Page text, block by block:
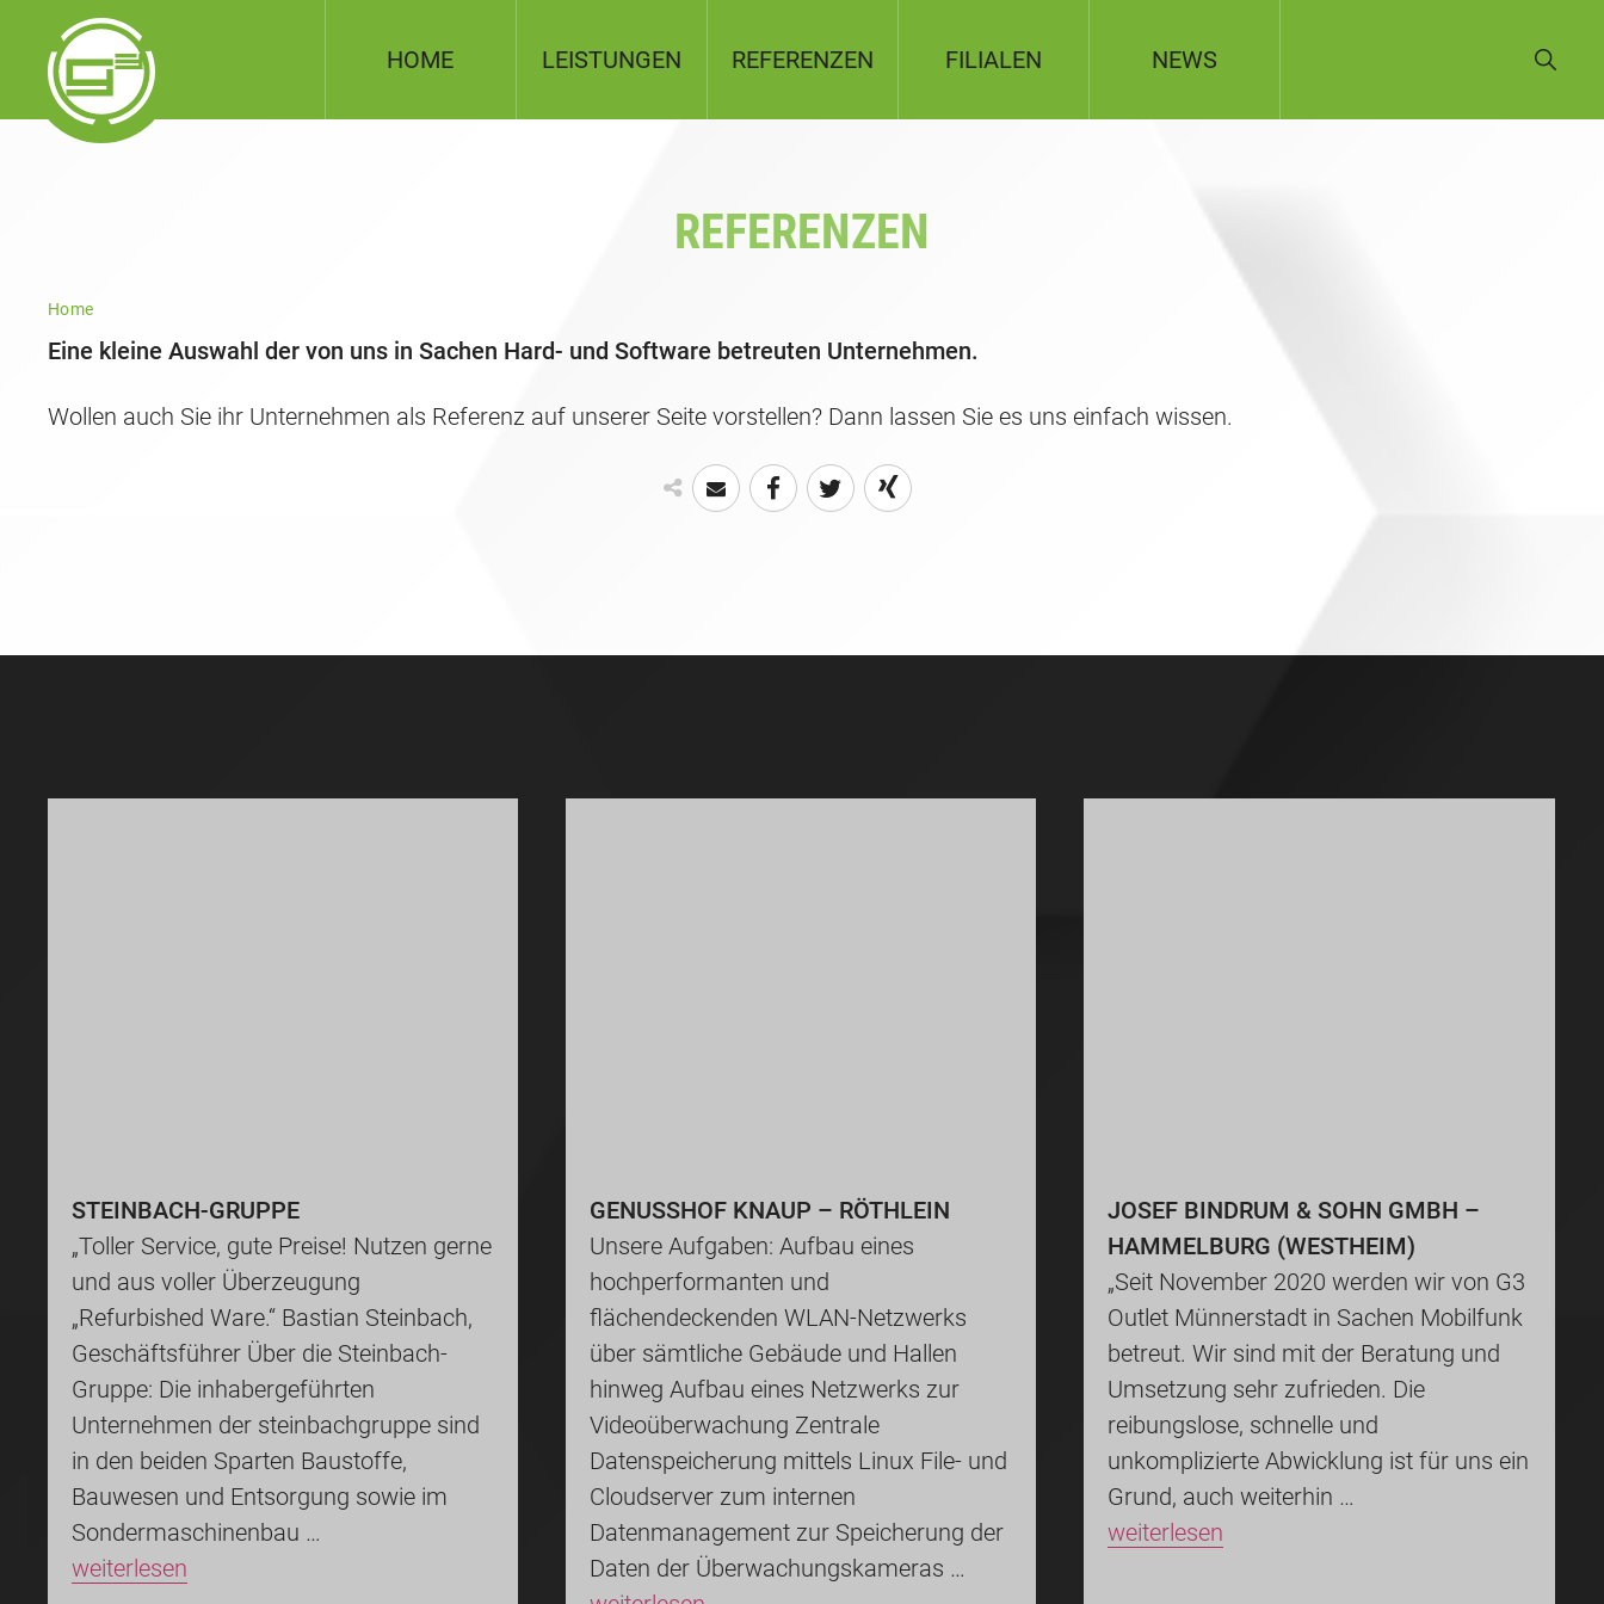
HOME LEISTUNGEN REFERENZEN FILIALEN NEWS
Toggle shift
REFERENZEN
Home
Referenzen
Eine kleine Auswahl der von uns in Sachen Hard- und Software betreuten Unternehmen.
Wollen auch Sie ihr Unternehmen als Referenz auf unserer Seite vorstellen? Dann lassen Sie es uns einfach wissen.
STEINBACH-GRUPPE
„Toller Service, gute Preise! Nutzen gerne
und aus voller Überzeugung
„Refurbished Ware.“ Bastian Steinbach,
Geschäftsführer Über die Steinbach-
Gruppe: Die inhabergeführten
Unternehmen der steinbachgruppe sind
in den beiden Sparten Baustoffe,
Bauwesen und Entsorgung sowie im
Sondermaschinenbau …
weiterlesen
GENUSSHOF KNAUP – RÖTHLEIN
Unsere Aufgaben: Aufbau eines
hochperformanten und
flächendeckenden WLAN-Netzwerks
über sämtliche Gebäude und Hallen
hinweg Aufbau eines Netzwerks zur
Videoüberwachung Zentrale
Datenspeicherung mittels Linux File- und
Cloudserver zum internen
Datenmanagement zur Speicherung der
Daten der Überwachungskameras …
JOSEF BINDRUM & SOHN GMBH –
HAMMELBURG (WESTHEIM)
„Seit November 2020 werden wir von G3
Outlet Münnerstadt in Sachen Mobilfunk
betreut. Wir sind mit der Beratung und
Umsetzung sehr zufrieden. Die
reibungslose, schnelle und
unkomplizierte Abwicklung ist für uns ein
Grund, auch weiterhin …
weiterlesen